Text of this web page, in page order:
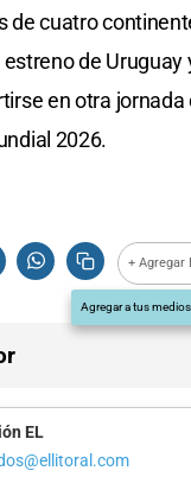
de cuatro
de Uruguay
en otra jornada
2026.
+ Agregar
Agregar a tus
EL